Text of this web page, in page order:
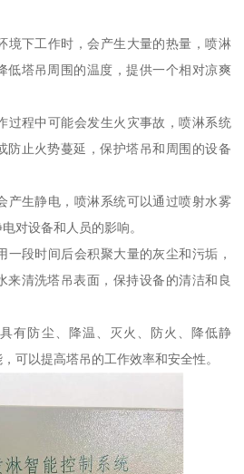
境下工作时，会产生大量的热量，喷淋
低塔吊周围的温度，提供一个相对凉爽
过程中可能会发生火灾事故，喷淋系统
防止火势蔓延，保护塔吊和周围的设备
产生静电，喷淋系统可以通过喷射水雾
对设备和人员的影响。
一段时间后会积聚大量的灰尘和污垢，
来清洗塔吊表面，保持设备的清洁和良
有防尘、降温、灭火、防火、降低静
可以提高塔吊的工作效率和安全性。